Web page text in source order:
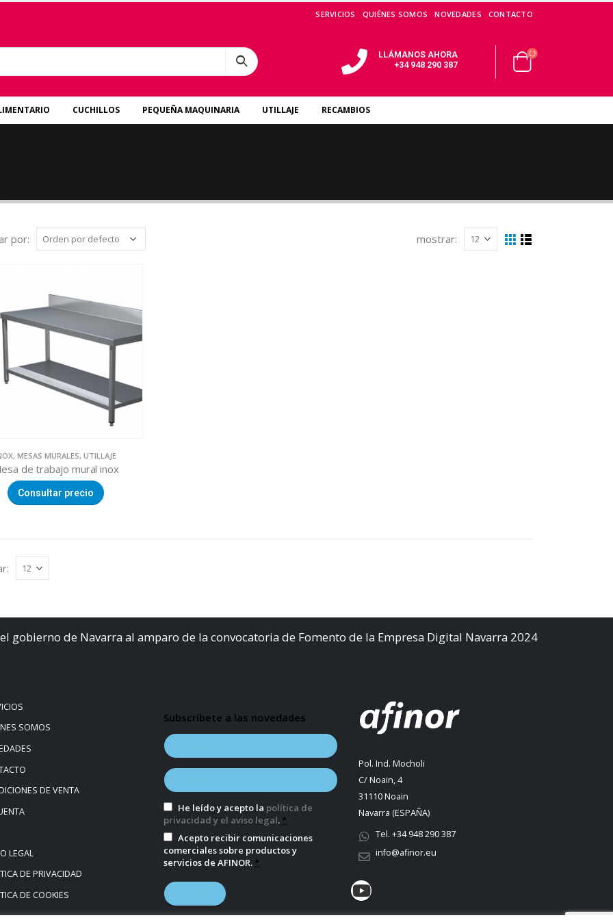
SERVICIOS QUIÉNES SOMOS NOVEDADES CONTACTO
LLÁMANOS AHORA
+34 948 290 387
CUCHILLOS PEQUEÑA MAQUINARIA UTILLAJE RECAMBIOS
por: mostrar:
,MESAS MURALES,UTILLAJE
de trabajo mural inox
Consultar precio
gobierno de Navarra al amparo de la convocatoria de Fomento de la Empresa Digital Navarra 2024
SOMOS
DE VENTA
LEGAL
DE PRIVACIDAD
DE COOKIES
Subscríbete a las novedades
He leído y acepto la política de
privacidad y el aviso legal. *
Acepto recibir comunicaciones
comerciales sobre productos y
servicios de AFINOR. *
Pol. Ind. Mocholi
C/ Noain, 4
31110 Noain
Navarra (ESPAÑA)
Tel. +34 948 290 387
info@afinor.eu